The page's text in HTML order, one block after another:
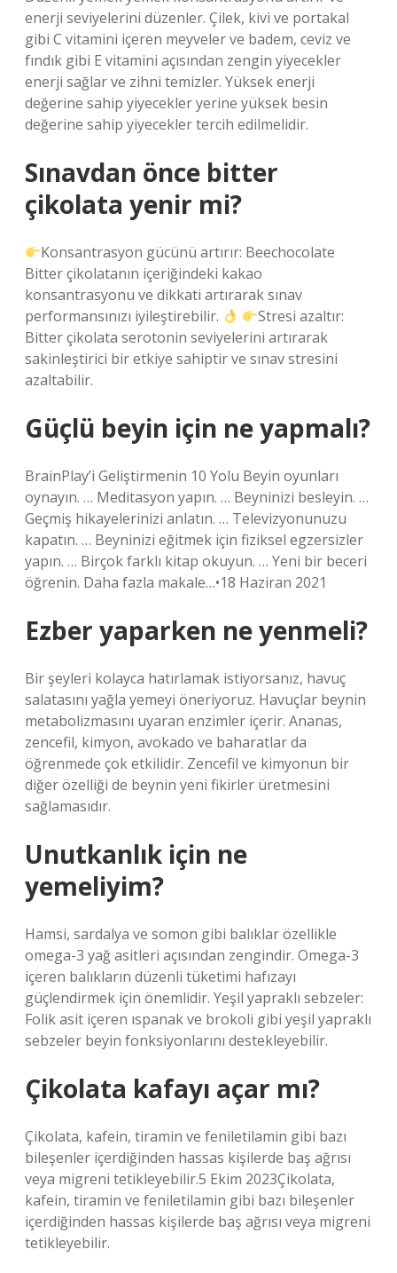
enerji seviyelerini düzenler. Çilek, kivi ve portakal
gibi C vitamini içeren meyveler ve badem, ceviz ve
fındık gibi E vitamini açısından zengin yiyecekler
enerji sağlar ve zihni temizler. Yüksek enerji
değerine sahip yiyecekler yerine yüksek besin
değerine sahip yiyecekler tercih edilmelidir.
Sınavdan önce bitter
çikolata yenir mi?
Konsantrasyon gücünü artırır: Beechocolate
Bitter çikolatanın içeriğindeki kakao
konsantrasyonu ve dikkati artırarak sınav
performansınızı iyileştirebilir.
Stresi azaltır:
Bitter çikolata serotonin seviyelerini artırarak
sakinleştirici bir etkiye sahiptir ve sınav stresini
azaltabilir.
Güçlü beyin için ne yapmalı?
BrainPlay’i Geliştirmenin 10 Yolu Beyin oyunları
oynayın. … Meditasyon yapın. … Beyninizi besleyin. …
Geçmiş hikayelerinizi anlatın. … Televizyonunuzu
kapatın. … Beyninizi eğitmek için fiziksel egzersizler
yapın. … Birçok farklı kitap okuyun. … Yeni bir beceri
öğrenin. Daha fazla makale…•18 Haziran 2021
Ezber yaparken ne yenmeli?
Bir şeyleri kolayca hatırlamak istiyorsanız, havuç
salatasını yağla yemeyi öneriyoruz. Havuçlar beynin
metabolizmasını uyaran enzimler içerir. Ananas,
zencefil, kimyon, avokado ve baharatlar da
öğrenmede çok etkilidir. Zencefil ve kimyonun bir
diğer özelliği de beynin yeni fikirler üretmesini
sağlamasıdır.
Unutkanlık için ne
yemeliyim?
Hamsi, sardalya ve somon gibi balıklar özellikle
omega-3 yağ asitleri açısından zengindir. Omega-3
içeren balıkların düzenli tüketimi hafızayı
güçlendirmek için önemlidir. Yeşil yapraklı sebzeler:
Folik asit içeren ıspanak ve brokoli gibi yeşil yapraklı
sebzeler beyin fonksiyonlarını destekleyebilir.
Çikolata kafayı açar mı?
Çikolata, kafein, tiramin ve feniletilamin gibi bazı
bileşenler içerdiğinden hassas kişilerde baş ağrısı
veya migreni tetikleyebilir.5 Ekim 2023Çikolata,
kafein, tiramin ve feniletilamin gibi bazı bileşenler
içerdiğinden hassas kişilerde baş ağrısı veya migreni
tetikleyebilir.